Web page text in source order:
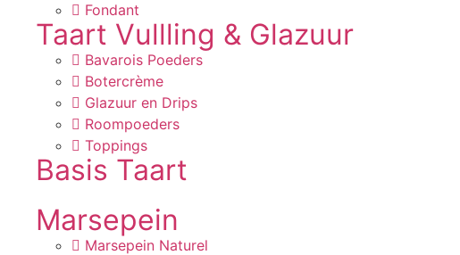
Fondant
Taart Vullling & Glazuur
Bavarois Poeders
Botercrème
Glazuur en Drips
Roompoeders
Toppings
Basis Taart
Marsepein
Marsepein Naturel